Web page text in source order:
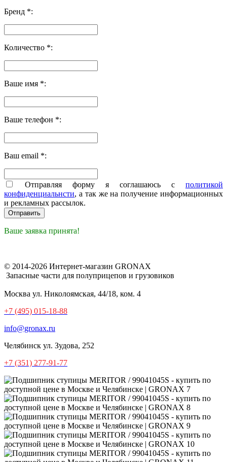
Бренд *:
Количество *:
Ваше имя *:
Ваше телефон *:
Ваш email *:
Отправляя форму я соглашаюсь с политикой
конфиденциальнсти, а так же на получение информационных
и рекламных рассылок.
Ваше заявка принята!
© 2014-2026 Интернет-магазин GRONAX
Запасные части для полуприцепов и грузовиков
Москва ул. Николоямская, 44/18, ком. 4
+7 (495) 015-18-88
info@gronax.ru
Челябинск ул. Зудова, 252
+7 (351) 277-91-77